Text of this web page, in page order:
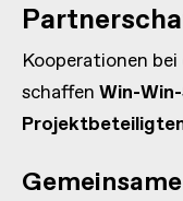
Kooperationen
schaffen Win-